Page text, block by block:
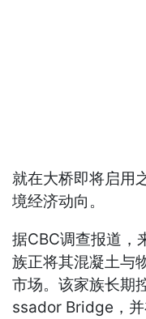
就在大桥即将启用
境经济动向。
据CBC调查报道，
族正将其混凝土与
市场。该家族长期
ssador Bridge，